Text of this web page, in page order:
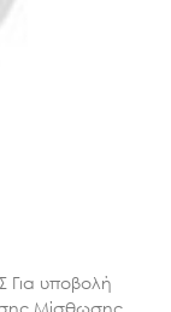
υποβολή
Μίσθωσης